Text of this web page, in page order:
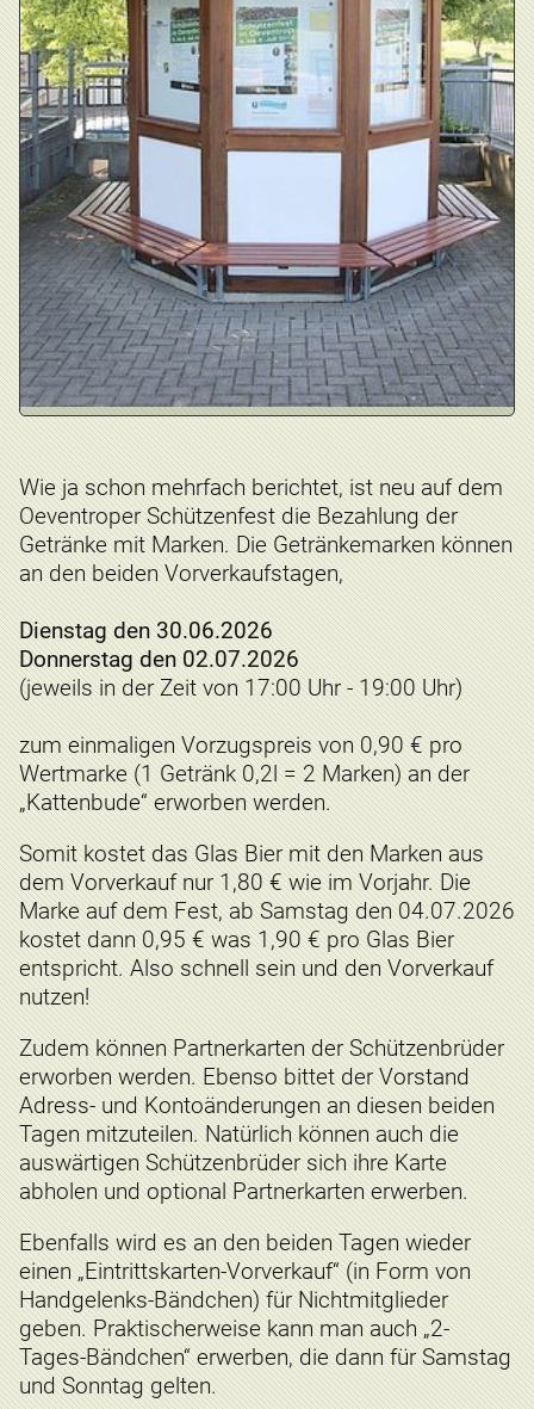
Wie ja schon mehrfach berichtet, ist neu auf dem
Oeventroper Schützenfest die Bezahlung der
Getränke mit Marken. Die Getränkemarken können
an den beiden Vorverkaufstagen,
Dienstag den 30.06.2026
Donnerstag den 02.07.2026
(jeweils in der Zeit von 17:00 Uhr - 19:00 Uhr)
zum einmaligen Vorzugspreis von 0,90 € pro
Wertmarke (1 Getränk 0,2l = 2 Marken) an der
„Kattenbude“ erworben werden.
Somit kostet das Glas Bier mit den Marken aus
dem Vorverkauf nur 1,80 € wie im Vorjahr. Die
Marke auf dem Fest, ab Samstag den 04.07.2026
kostet dann 0,95 € was 1,90 € pro Glas Bier
entspricht. Also schnell sein und den Vorverkauf
nutzen!
Zudem können Partnerkarten der Schützenbrüder
erworben werden. Ebenso bittet der Vorstand
Adress- und Kontoänderungen an diesen beiden
Tagen mitzuteilen. Natürlich können auch die
auswärtigen Schützenbrüder sich ihre Karte
abholen und optional Partnerkarten erwerben.
Ebenfalls wird es an den beiden Tagen wieder
einen „Eintrittskarten-Vorverkauf“ (in Form von
Handgelenks-Bändchen) für Nichtmitglieder
geben. Praktischerweise kann man auch „2-
Tages-Bändchen“ erwerben, die dann für Samstag
und Sonntag gelten.